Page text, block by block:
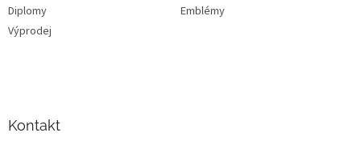
Diplomy
Emblémy
Výprodej
Kontakt